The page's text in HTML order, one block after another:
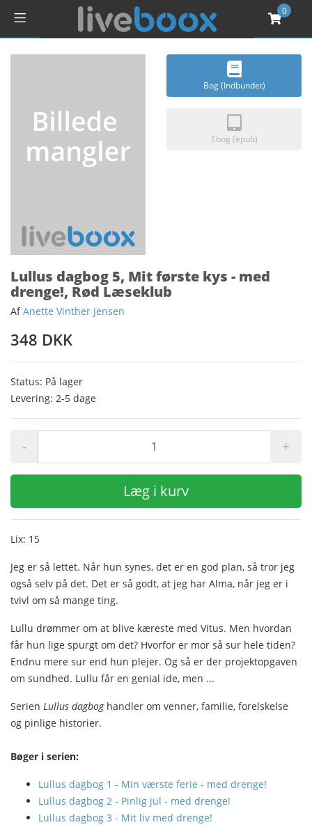
0
Bog (Indbundet)
Ebog (epub)
Lullus dagbog 5, Mit første kys - med
drenge!, Rød Læseklub
AfAnette Vinther Jensen
348 DKK
Status: På lager
Levering: 2-5 dage
- +
Læg i kurv
Lix: 15
Jeg er så lettet. Når hun synes, det er en god plan, så tror jeg
også selv på det. Det er så godt, at jeg har Alma, når jeg er i
tvivl om så mange ting.
Lullu drømmer om at blive kæreste med Vitus. Men hvordan
får hun lige spurgt om det? Hvorfor er mor så sur hele tiden?
Endnu mere sur end hun plejer. Og så er der projektopgaven
om sundhed. Lullu får en genial ide, men ...
Serien Lullus dagboghandler om venner, familie, forelskelse
og pinlige historier.
Bøger i serien:
Lullus dagbog 1 - Min værste ferie - med drenge!
Lullus dagbog 2 - Pinlig jul - med drenge!
Lullus dagbog 3 - Mit liv med drenge!